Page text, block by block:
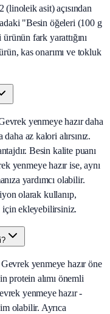
asit) açısından
"Besin öğeleri (100 g
fark yarattığını
kas onarımı ve tokluk
yenmeye hazır daha
az kalori alırsınız.
Besin kalite puanı
yenmeye hazır ise, aynı
yardımcı olabilir.
olarak kullanıp,
ekleyebilirsiniz.
yenmeye hazır öne
protein alımı önemli
yenmeye hazır -
olabilir. Ayrıca